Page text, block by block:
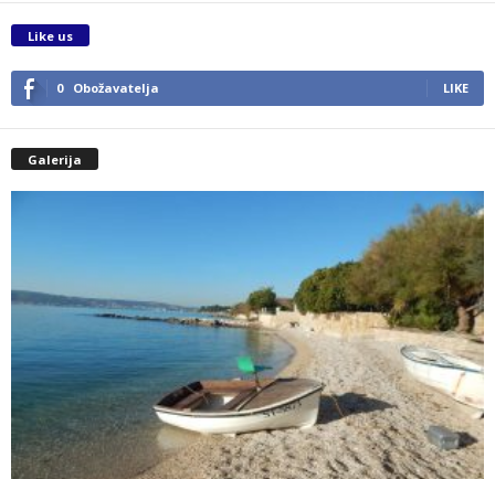
Like us
0 Obožavatelja LIKE
Galerija